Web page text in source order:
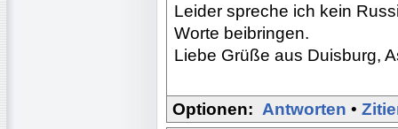
Leider spreche ich kein
Worte beibringen.
Liebe Grüße aus Duisburg,
Optionen: Antworten •